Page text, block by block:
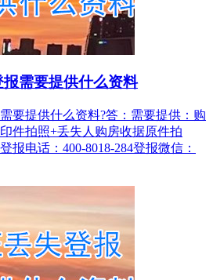
需要提供什么资料
要提供什么资料?答：需要提供：购
件拍照+丢失人购房收据原件拍
报电话：400-8018-284登报微信：